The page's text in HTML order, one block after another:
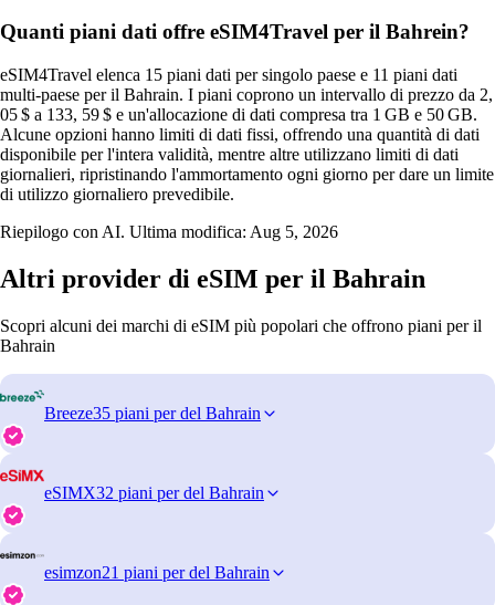
Quanti piani dati offre eSIM4Travel per il Bahrein?
eSIM4Travel elenca 15 piani dati per singolo paese e 11 piani dati
multi-paese per il Bahrain. I piani coprono un intervallo di prezzo da 2,
05 $ a 133, 59 $ e un'allocazione di dati compresa tra 1 GB e 50 GB.
Alcune opzioni hanno limiti di dati fissi, offrendo una quantità di dati
disponibile per l'intera validità, mentre altre utilizzano limiti di dati
giornalieri, ripristinando l'ammortamento ogni giorno per dare un limite
di utilizzo giornaliero prevedibile.
Riepilogo con AI. Ultima modifica: Aug 5, 2026
Altri provider di eSIM per il Bahrain
Scopri alcuni dei marchi di eSIM più popolari che offrono piani per il
Bahrain
Breeze35 piani per del Bahrain
eSIMX32 piani per del Bahrain
esimzon21 piani per del Bahrain